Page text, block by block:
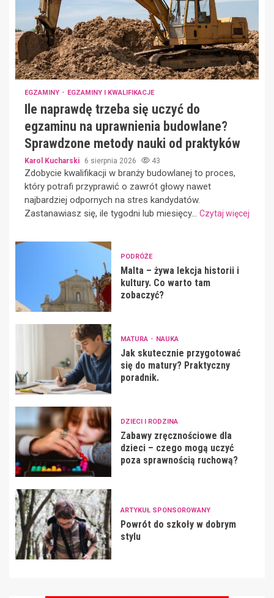
EGZAMINY EGZAMINY I KWALIFIKACJE
Ile naprawdę trzeba się uczyć do
egzaminu na uprawnienia budowlane?
Sprawdzone metody nauki od praktyków
Karol Kucharski 6 sierpnia 2026 43
Zdobycie kwalifikacji w branży budowlanej to proces,
który potrafi przyprawić o zawrót głowy nawet
najbardziej odpornych na stres kandydatów.
Zastanawiasz się, ile tygodni lub miesięcy... Czytaj więcej
PODRÓŻE
Malta – żywa lekcja historii i
kultury. Co warto tam
zobaczyć?
MATURA NAUKA
Jak skutecznie przygotować
się do matury? Praktyczny
poradnik.
DZIECI I RODZINA
Zabawy zręcznościowe dla
dzieci – czego mogą uczyć
poza sprawnością ruchową?
ARTYKUŁ SPONSOROWANY
Powrót do szkoły w dobrym
stylu